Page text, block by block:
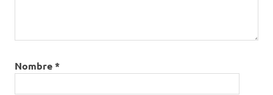
Nombre*